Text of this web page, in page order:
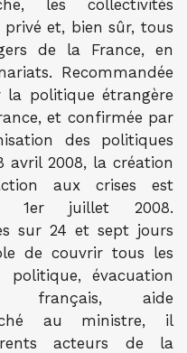
les collectivités
et, bien sûr, tous
de la France, en
Recommandée
politique étrangère
et confirmée par
des politiques
avril 2008, la création
aux crises est
1er juillet 2008.
sur 24 et sept jours
de couvrir tous les
politique, évacuation
français, aide
au ministre, il
acteurs de la